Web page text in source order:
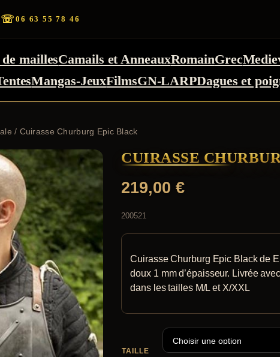
☏06 63 55 78 46
maillesCamails et AnneauxRomainGrec
Mangas-JeuxFilmsGN-LARPDagues et
/ Cuirasse Churburg Epic Black
CUIRASSE
219,00 €
200521
Cuirasse Churburg Epic Black de
doux 1 mm d’épaisseur. Livrée
dans les tailles M/L et X/XXL
TAILLE